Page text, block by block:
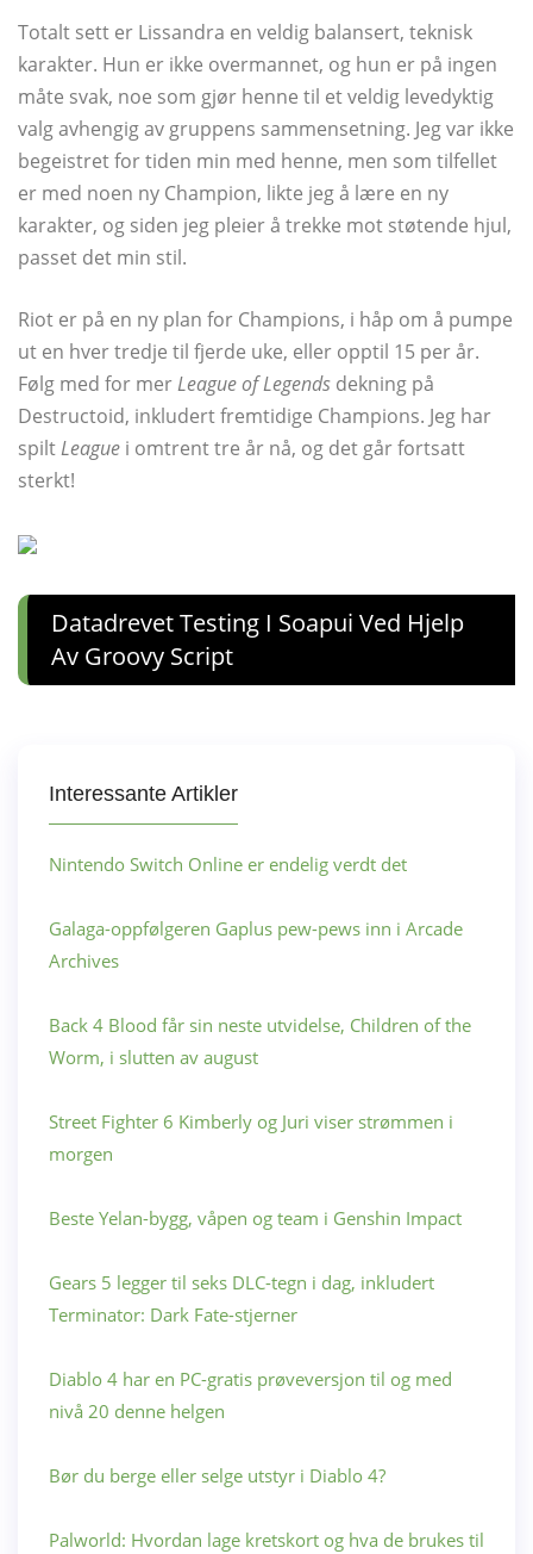
Totalt sett er Lissandra en veldig balansert, teknisk
karakter. Hun er ikke overmannet, og hun er på ingen
måte svak, noe som gjør henne til et veldig levedyktig
valg avhengig av gruppens sammensetning. Jeg var ikke
begeistret for tiden min med henne, men som tilfellet
er med noen ny Champion, likte jeg å lære en ny
karakter, og siden jeg pleier å trekke mot støtende hjul,
passet det min stil.
Riot er på en ny plan for Champions, i håp om å pumpe
ut en hver tredje til fjerde uke, eller opptil 15 per år.
Følg med for merLeague of Legends dekning på
Destructoid, inkludert fremtidige Champions. Jeg har
spiltLeague i omtrent tre år nå, og det går fortsatt
sterkt!
Datadrevet Testing I Soapui Ved Hjelp
Av Groovy Script
Interessante Artikler
Nintendo Switch Online er endelig verdt det
Galaga-oppfølgeren Gaplus pew-pews inn i Arcade
Archives
Back 4 Blood får sin neste utvidelse, Children of the
Worm, i slutten av august
Street Fighter 6 Kimberly og Juri viser strømmen i
morgen
Beste Yelan-bygg, våpen og team i Genshin Impact
Gears 5 legger til seks DLC-tegn i dag, inkludert
Terminator: Dark Fate-stjerner
Diablo 4 har en PC-gratis prøveversjon til og med
nivå 20 denne helgen
Bør du berge eller selge utstyr i Diablo 4?
Palworld: Hvordan lage kretskort og hva de brukes til